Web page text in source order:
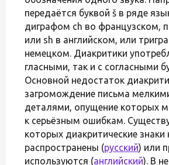
передаётся буквой š в ряде
диграфом ch во французском,
или sh в английском, или
немецком. Диакритики
гласными, так и с согласными
Основной недостаток
загромождение письма
деталями, опущение которых
к серьёзным ошибкам.
которых диакритические знаки
распространены (русский) или
используются (английский). В